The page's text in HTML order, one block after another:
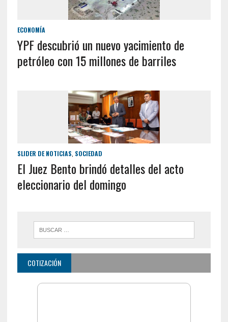
ECONOMÍA
YPF descubrió un nuevo yacimiento de
petróleo con 15 millones de barriles
SLIDER DE NOTICIAS SOCIEDAD
El Juez Bento brindó detalles del acto
eleccionario del domingo
COTIZACIÓN